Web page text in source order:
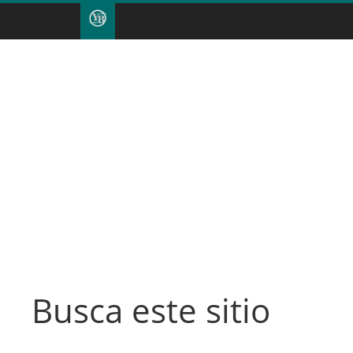
Busca este sitio